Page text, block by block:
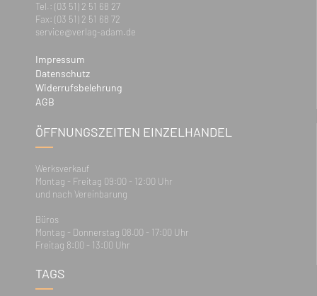
Tel.: (03 51) 2 51 68 27
Fax: (03 51) 2 51 68 72
service@verlag-adam.de
Impressum
Datenschutz
Widerrufsbelehrung
AGB
ÖFFNUNGSZEITEN EINZELHANDEL
Werksverkauf
Montag - Freitag 09:00 - 12:00 Uhr
und nach Vereinbarung
Büros
Montag - Donnerstag 08.00 - 17:00 Uhr
Freitag 8:00 - 13:00 Uhr
TAGS